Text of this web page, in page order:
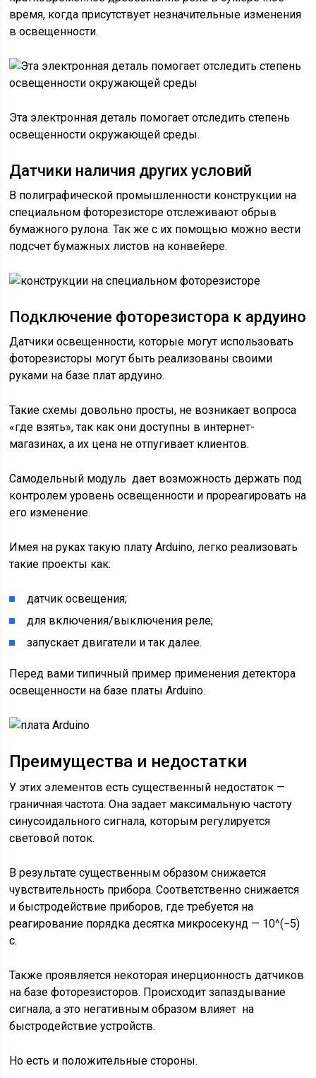
время, когда присутствует незначительные изменения
в освещенности.
Эта электронная деталь помогает отследить степень
освещенности окружающей среды.
Датчики наличия других условий
В полиграфической промышленности конструкции на
специальном фоторезисторе отслеживают обрыв
бумажного рулона. Так же с их помощью можно вести
подсчет бумажных листов на конвейере.
Подключение фоторезистора к ардуино
Датчики освещенности, которые могут использовать
фоторезисторы могут быть реализованы своими
руками на базе плат ардуино.
Такие схемы довольно просты, не возникает вопроса
«где взять», так как они доступны в интернет-
магазинах, а их цена не отпугивает клиентов.
Самодельный модуль дает возможность держать под
контролем уровень освещенности и прореагировать на
его изменение.
Имея на руках такую плату Arduino, легко реализовать
такие проекты как:
датчик освещения;
для включения/выключения реле;
запускает двигатели и так далее.
Перед вами типичный пример применения детектора
освещенности на базе платы Arduino.
Преимущества и недостатки
У этих элементов есть существенный недостаток —
граничная частота. Она задает максимальную частоту
синусоидального сигнала, которым регулируется
световой поток.
В результате существенным образом снижается
чувствительность прибора. Соответственно снижается
и быстродействие приборов, где требуется на
реагирование порядка десятка микросекунд — 10^(−5)
с.
Также проявляется некоторая инерционность датчиков
на базе фоторезисторов. Происходит запаздывание
сигнала, а это негативным образом влияет на
быстродействие устройств.
Но есть и положительные стороны.